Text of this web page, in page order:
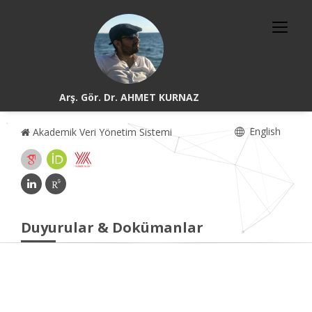
Arş. Gör. Dr. AHMET KURNAZ
Akademik Veri Yönetim Sistemi English
Duyurular & Dokümanlar